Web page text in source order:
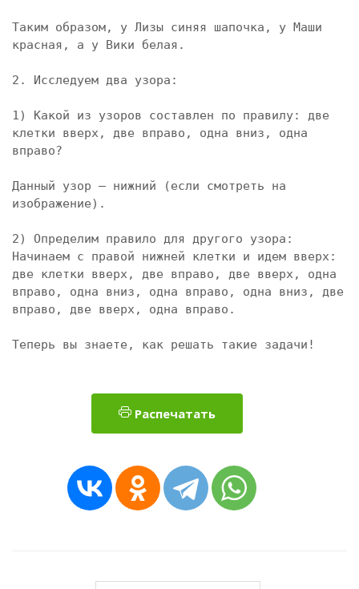
Таким образом, у Лизы синяя шапочка, у Маши
красная, а у Вики белая.
2. Исследуем два узора:
1) Какой из узоров составлен по правилу: две
клетки вверх, две вправо, одна вниз, одна
вправо?
Данный узор — нижний (если смотреть на
изображение).
2) Определим правило для другого узора:
Начинаем с правой нижней клетки и идем вверх:
две клетки вверх, две вправо, две вверх, одна
вправо, одна вниз, одна вправо, одна вниз, две
вправо, две вверх, одна вправо.
Теперь вы знаете, как решать такие задачи!
Распечатать